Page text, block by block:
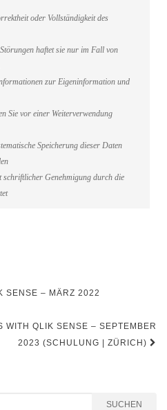
oder Vollständigkeit des
haftet sie nur im Fall von
zur Eigeninformation und
Sie vor einer Weiterverwendung
Speicherung dieser Daten
schriftlicher Genehmigung durch die
SENSE – MÄRZ 2022
WITH QLIK SENSE – SEPTEMBER
2023 (SCHULUNG | ZÜRICH)
SUCHEN